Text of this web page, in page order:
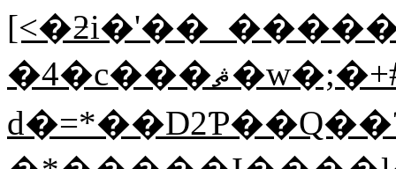
�4�c���ޘ�w�;�+#�'�$_x�w������H��fa�F):i��_��bm�Y���Ė��j���6���d